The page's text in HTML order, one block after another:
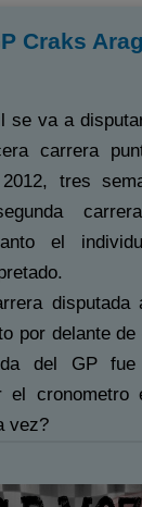
Craks
se va a
carrera
tres
el
disputada
por delante de
del GP
el cronometro
vez?